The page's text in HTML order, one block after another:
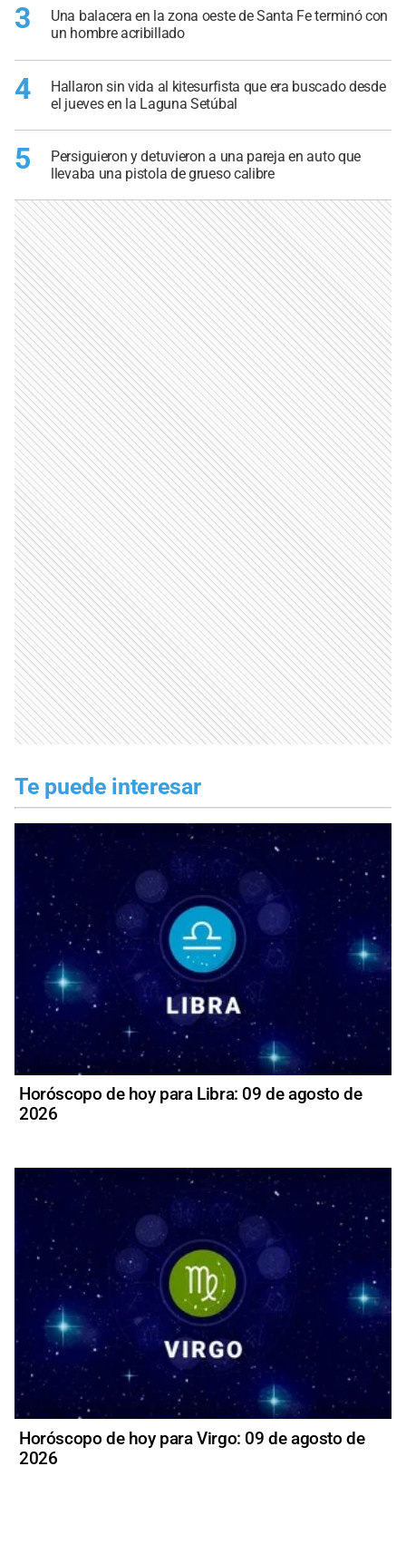
3
Una balacera en la zona oeste de Santa Fe terminó con
un hombre acribillado
4
Hallaron sin vida al kitesurfista que era buscado desde
el jueves en la Laguna Setúbal
5
Persiguieron y detuvieron a una pareja en auto que
llevaba una pistola de grueso calibre
Te puede interesar
Horóscopo de hoy para Libra: 09 de agosto de
2026
Horóscopo de hoy para Virgo: 09 de agosto de
2026